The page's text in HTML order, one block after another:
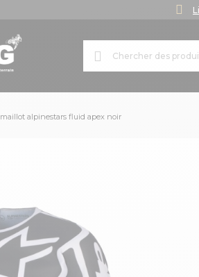
maillot alpinestars fluid apex noir